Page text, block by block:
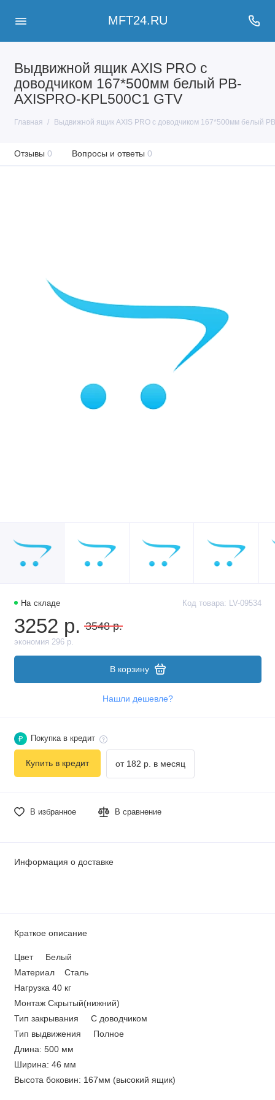
MFT24.RU
Выдвижной ящик AXIS PRO с
доводчиком 167*500мм белый PB-
AXISPRO-KPL500C1 GTV
Главная Выдвижной ящик AXIS PRO с доводчиком 167*500мм белый
Отзывы 0 Вопросы и ответы 0
На складе Код товара: LV-09534
3252 р. 3548 р.
экономия 296 р.
В корзину
Нашли дешевле?
В избранное В сравнение
₽ Покупка в кредит
Купить в кредит от 182 р. в месяц
Информация о доставке
Краткое описание
Цвет Белый
Материал Сталь
Нагрузка 40 кг
Монтаж Скрытый(нижний)
Тип закрывания С доводчиком
Тип выдвижения Полное
Длина: 500 мм
Ширина: 46 мм
Высота боковин: 167мм (высокий ящик)